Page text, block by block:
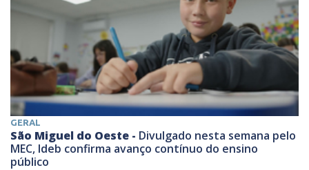
GERAL
São Miguel do Oeste - Divulgado nesta semana pelo
MEC, Ideb confirma avanço contínuo do ensino
público